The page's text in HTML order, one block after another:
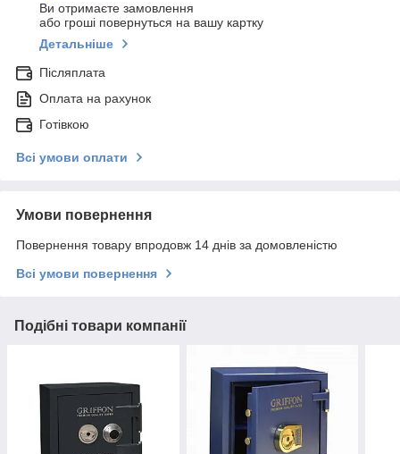
Ви отримаєте замовлення
або гроші повернуться на вашу картку
Детальніше
Післяплата
Оплата на рахунок
Готівкою
Всі умови оплати
Умови повернення
Повернення товару впродовж 14 днів за домовленістю
Всі умови повернення
Подібні товари компанії